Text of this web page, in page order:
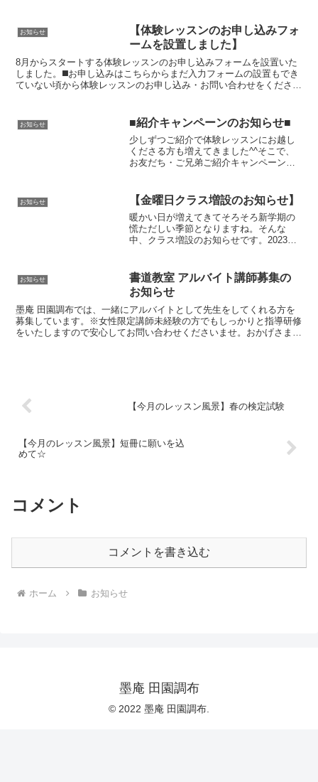
お知らせ
【体験レッスンのお申し込みフォ
ームを設置しました】
8月からスタートする体験レッスンのお申し込みフォームを設置いた
しました。◼️お申し込みはこちらからまだ入力フォームの設置もでき
ていない頃から体験レッスンのお申し込み・お問い合わせをくださっ
お知らせ ■紹介キャンペーンのお知らせ■
少しずつご紹介で体験レッスンにお越し
くださる方も増えてきました^^そこで、
お友だち・ご兄弟ご紹介キャンペーンを
下記の特典をご用意しておりますので、
ぜひお友だちやご兄弟を...
お知らせ 【金曜日クラス増設のお知らせ】
暖かい日が増えてきてそろそろ新学期の
慌ただしい季節となりますね。そんな
中、クラス増設のお知らせです。2023年4
て月3回ずつの開講となりますので、各月
のレッスン日はコチ...
お知らせ
書道教室 アルバイト講師募集の
お知らせ
墨庵 田園調布では、一緒にアルバイトとして先生をしてくれる方を
募集しています。※女性限定講師未経験の方でもしっかりと指導研修
をいたしますので安心してお問い合わせくださいませ。おかげさまで
【今月のレッスン風景】春の検定試験
【今月のレッスン風景】短冊に願いを込
めて☆
コメント
コメントを書き込む
ホーム お知らせ
墨庵 田園調布
© 2022 墨庵 田園調布.